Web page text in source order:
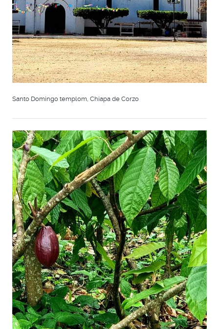
Santo Domingo templom, Chiapa de Corzo